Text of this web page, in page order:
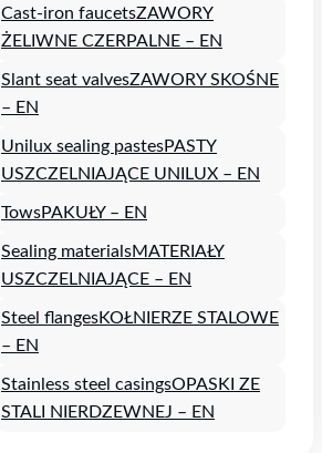
Cast-iron faucetsZAWORY
ŻELIWNE CZERPALNE – EN
Slant seat valvesZAWORY SKOŚNE
– EN
Unilux sealing pastesPASTY
USZCZELNIAJĄCE UNILUX – EN
TowsPAKUŁY – EN
Sealing materialsMATERIAŁY
USZCZELNIAJĄCE – EN
Steel flangesKOŁNIERZE STALOWE
– EN
Stainless steel casingsOPASKI ZE
STALI NIERDZEWNEJ – EN